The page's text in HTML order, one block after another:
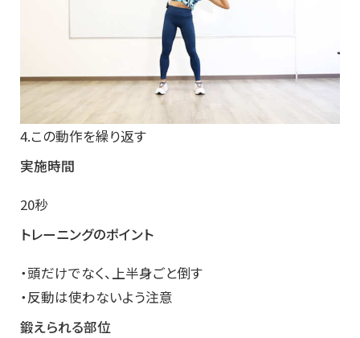
4.この動作を繰り返す
実施時間
20秒
トレーニングのポイント
・頭だけでなく、上半身ごと倒す
・反動は使わないよう注意
鍛えられる部位